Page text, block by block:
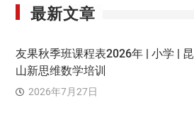
最新文章
友果秋季班课程表2026年 | 小学 |
山新思维数学培训
2026年7月27日